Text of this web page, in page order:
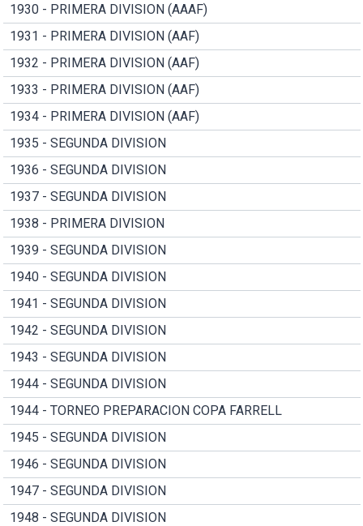
1930 - PRIMERA DIVISION (AAAF)
1931 - PRIMERA DIVISION (AAF)
1932 - PRIMERA DIVISION (AAF)
1933 - PRIMERA DIVISION (AAF)
1934 - PRIMERA DIVISION (AAF)
1935 - SEGUNDA DIVISION
1936 - SEGUNDA DIVISION
1937 - SEGUNDA DIVISION
1938 - PRIMERA DIVISION
1939 - SEGUNDA DIVISION
1940 - SEGUNDA DIVISION
1941 - SEGUNDA DIVISION
1942 - SEGUNDA DIVISION
1943 - SEGUNDA DIVISION
1944 - SEGUNDA DIVISION
1944 - TORNEO PREPARACION COPA FARRELL
1945 - SEGUNDA DIVISION
1946 - SEGUNDA DIVISION
1947 - SEGUNDA DIVISION
1948 - SEGUNDA DIVISION